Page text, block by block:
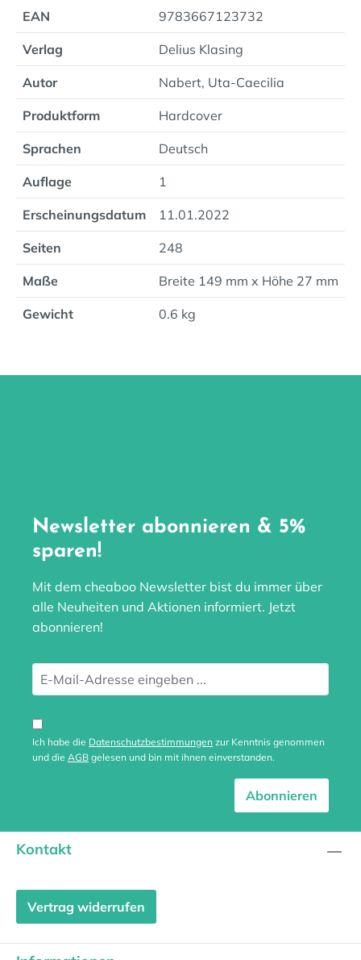
EAN 9783667123732
Verlag Delius Klasing
Autor Nabert, Uta-Caecilia
Produktform Hardcover
Sprachen Deutsch
Auflage 1
Erscheinungsdatum 11.01.2022
Seiten 248
Maße Breite 149 mm x Höhe 27 mm
Gewicht 0.6 kg
Newsletter abonnieren & 5%
sparen!
Mit dem cheaboo Newsletter bist du immer über
alle Neuheiten und Aktionen informiert. Jetzt
abonnieren!
Ich habe die Datenschutzbestimmungen zur Kenntnis genommen
und die AGB gelesen und bin mit ihnen einverstanden.
Abonnieren
Kontakt
Vertrag widerrufen